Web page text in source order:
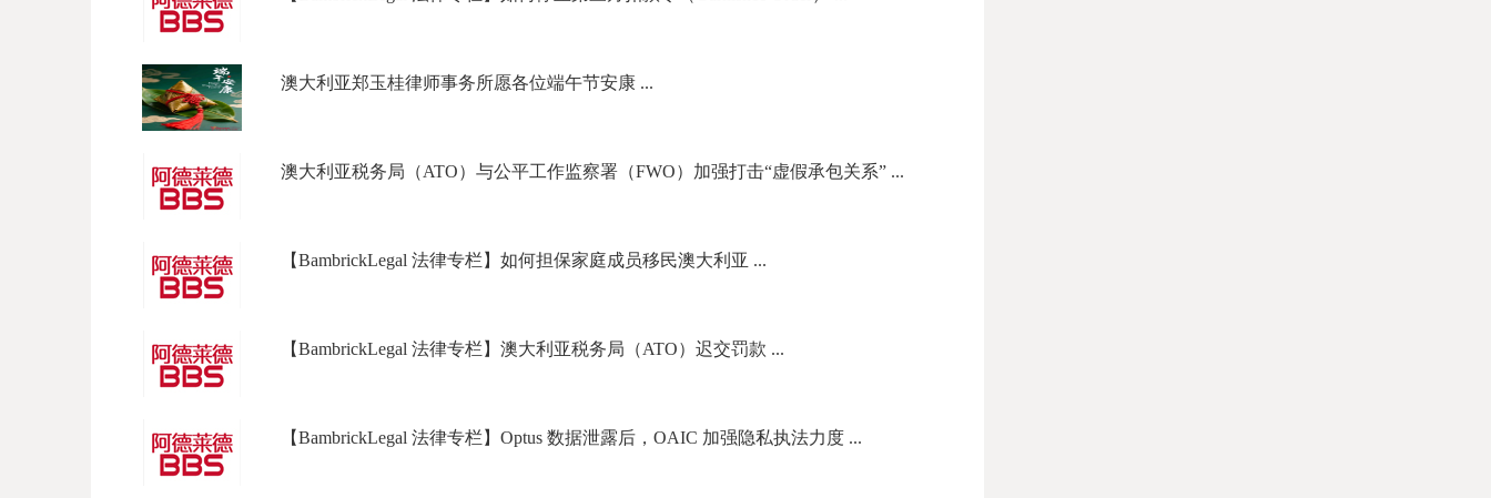
澳大利亚郑玉桂律师事务所愿各位端午节安康 ...
澳大利亚税务局（ATO）与公平工作监察署（FWO）加强打击“虚假承包关系” ...
【BambrickLegal 法律专栏】如何担保家庭成员移民澳大利亚 ...
【BambrickLegal 法律专栏】澳大利亚税务局（ATO）迟交罚款 ...
【BambrickLegal 法律专栏】Optus 数据泄露后，OAIC 加强隐私执法力度 ...